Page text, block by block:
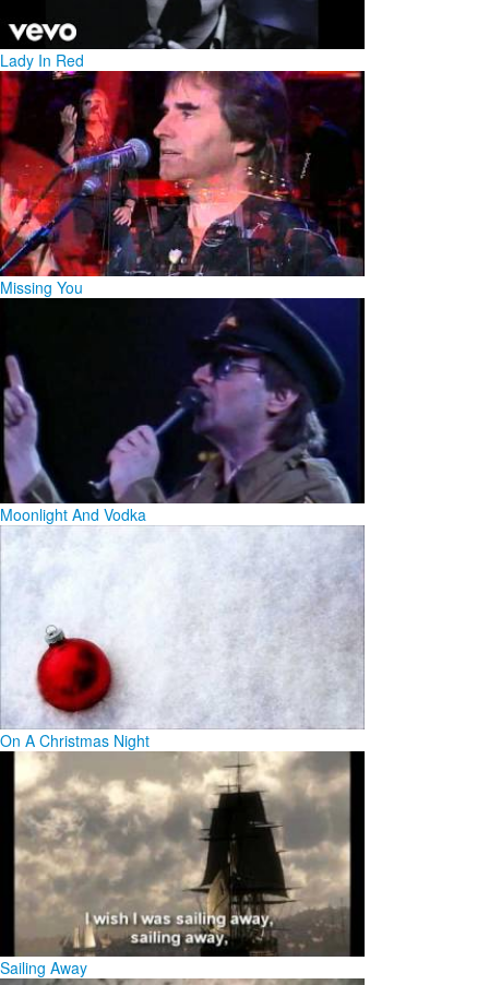
Lady In Red
Missing You
Moonlight And Vodka
On A Christmas Night
Sailing Away